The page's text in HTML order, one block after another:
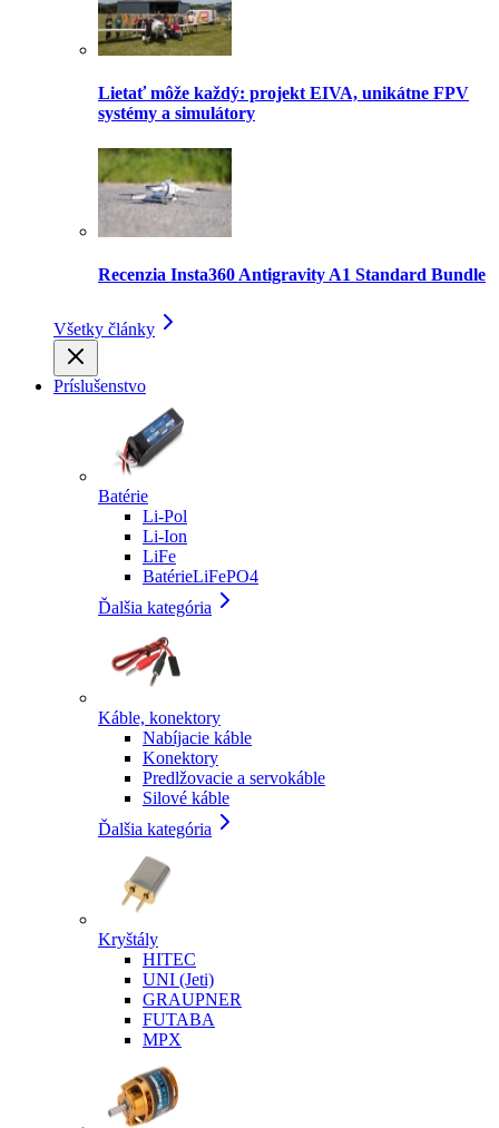
Lietať môže každý: projekt EIVA, unikátne FPV
systémy a simulátory
Recenzia Insta360 Antigravity A1 Standard Bundle
Všetky články
Príslušenstvo
Batérie
Li-Pol
Li-Ion
LiFe
BatérieLiFePO4
Ďalšia kategória
Káble, konektory
Nabíjacie káble
Konektory
Predlžovacie a servokáble
Silové káble
Ďalšia kategória
Kryštály
HITEC
UNI (Jeti)
GRAUPNER
FUTABA
MPX